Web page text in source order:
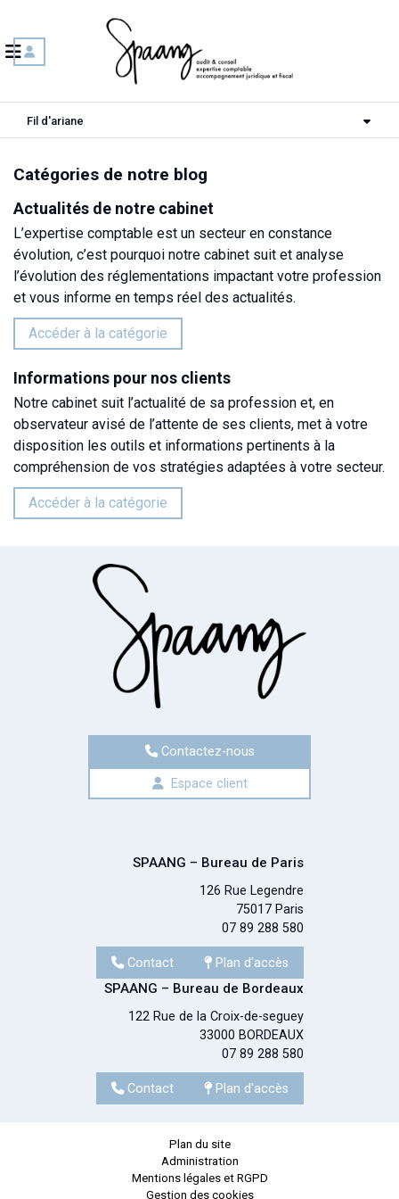
Fil d'ariane
Catégories de notre blog
Actualités de notre cabinet
L’expertise comptable est un secteur en constance
évolution, c’est pourquoi notre cabinet suit et analyse
l’évolution des réglementations impactant votre profession
et vous informe en temps réel des actualités.
Accéder à la catégorie
Informations pour nos clients
Notre cabinet suit l’actualité de sa profession et, en
observateur avisé de l’attente de ses clients, met à votre
disposition les outils et informations pertinents à la
compréhension de vos stratégies adaptées à votre secteur.
Accéder à la catégorie
Contactez-nous
Espace client
SPAANG – Bureau de Paris
126 Rue Legendre
75017 Paris
07 89 288 580
Contact Plan d'accès
SPAANG – Bureau de Bordeaux
122 Rue de la Croix-de-seguey
33000 BORDEAUX
07 89 288 580
Contact Plan d'accès
Plan du site
Administration
Mentions légales et RGPD
Gestion des cookies